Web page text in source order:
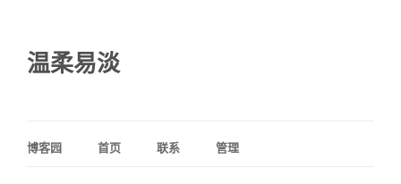
温柔易淡
博客园 首页 联系 管理